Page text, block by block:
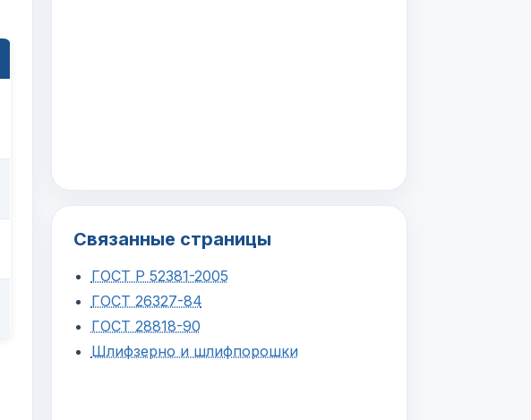
Связанные страницы
ГОСТ Р 52381-2005
ГОСТ 26327-84
ГОСТ 28818-90
Шлифзерно и шлифпорошки